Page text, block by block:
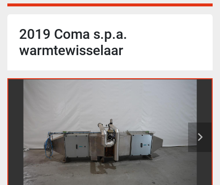
2019 Coma s.p.a.
warmtewisselaar